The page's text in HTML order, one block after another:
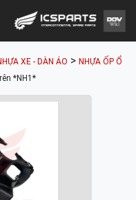
XE - DÀN ÁO > NHỰA ỐP Ổ
*NH1*